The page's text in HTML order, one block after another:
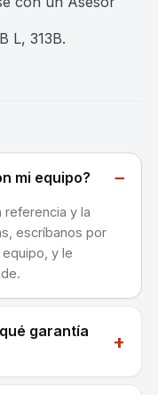
L, 313B.
mi equipo? −
referencia y la
escríbanos por
y le
garantía
+